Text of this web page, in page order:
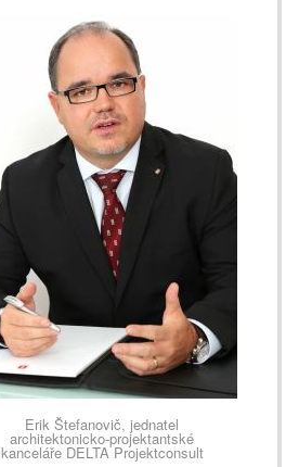
Erik Štefanovič, jednatel
architektonicko-projektantské
kanceláře DELTA Projektconsult